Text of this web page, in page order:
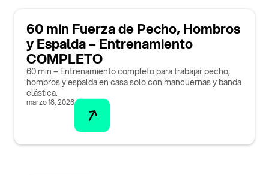
60 min Fuerza de Pecho, Hombros
y Espalda – Entrenamiento
COMPLETO
60 min – Entrenamiento completo para trabajar pecho,
hombros y espalda en casa solo con mancuernas y banda
elástica.
marzo 18, 2026